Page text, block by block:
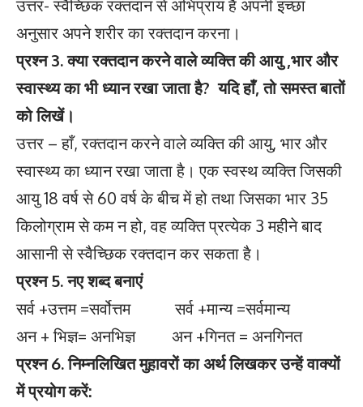
उत्तर- स्वैच्छिक रक्तदान से अभिप्राय है अपनी इच्छा
अनुसार अपने शरीर का रक्तदान करना।
प्रश्न 3. क्या रक्तदान करने वाले व्यक्ति की आयु ,भार और
स्वास्थ्य का भी ध्यान रखा जाता है? यदि हाँ, तो समस्त बातों
को लिखें।
उत्तर – हाँ, रक्तदान करने वाले व्यक्ति की आयु, भार और
स्वास्थ्य का ध्यान रखा जाता है। एक स्वस्थ व्यक्ति जिसकी
आयु 18 वर्ष से 60 वर्ष के बीच में हो तथा जिसका भार 35
किलोग्राम से कम न हो, वह व्यक्ति प्रत्येक 3 महीने बाद
आसानी से स्वैच्छिक रक्तदान कर सकता है।
प्रश्न 5. नए शब्द बनाएं
सर्व +उत्तम =सर्वोत्तम सर्व +मान्य =सर्वमान्य
अन + भिज्ञ= अनभिज्ञ अन +गिनत = अनगिनत
प्रश्न 6. निम्नलिखित मुहावरों का अर्थ लिखकर उन्हें वाक्यों
में प्रयोग करें: